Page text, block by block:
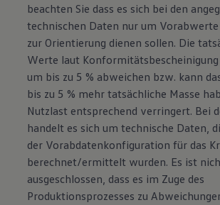
beachten Sie dass es sich bei den
technischen Daten nur um
zur Orientierung dienen sollen. Die
Werte laut Konformitätsbescheinigung
um bis zu 5 % abweichen bzw. kann
bis zu 5 % mehr tatsächliche Masse
Nutzlast entsprechend verringert. Bei
handelt es sich um technische Daten,
der Vorabdatenkonfiguration für das
berechnet/ermittelt wurden. Es ist
ausgeschlossen, dass es im Zuge des
Produktionsprozesses zu